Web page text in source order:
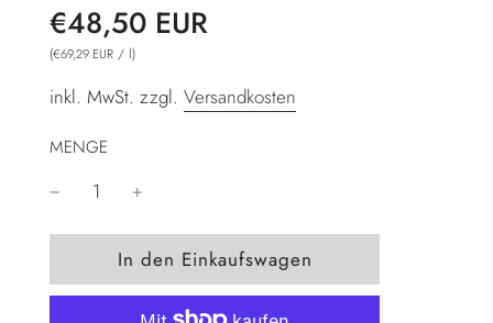
Sonderpreis
Normaler
Preis
€48,50 EUR
(€69,29 EUR / l)
inkl. MwSt. zzgl. Versandkosten
MENGE
W
i
In den Einkaufswagen